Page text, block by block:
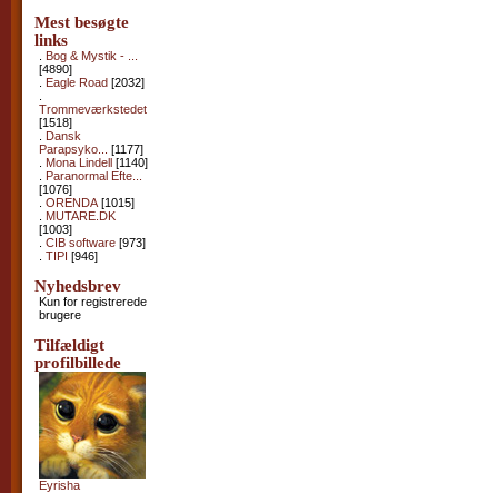
Mest besøgte
links
Bog & Mystik - ...
[4890]
Eagle Road [2032]
Trommeværkstedet
[1518]
Dansk
Parapsyko...
[1177]
Mona Lindell [1140]
Paranormal Efte...
[1076]
ORENDA [1015]
MUTARE.DK
[1003]
CIB software [973]
TIPI [946]
Nyhedsbrev
Kun for registrerede
brugere
Tilfældigt
profilbillede
Eyrisha